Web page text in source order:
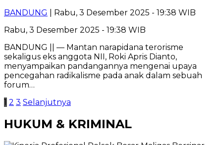
BANDUNG
| Rabu, 3 Desember 2025 - 19:38 WIB
Rabu, 3 Desember 2025 - 19:38 WIB
BANDUNG || — Mantan narapidana terorisme
sekaligus eks anggota NII, Roki Apris Dianto,
menyampaikan pandangannya mengenai upaya
pencegahan radikalisme pada anak dalam sebuah
forum…
Paginasi
pos
1 2 3 Selanjutnya
HUKUM & KRIMINAL